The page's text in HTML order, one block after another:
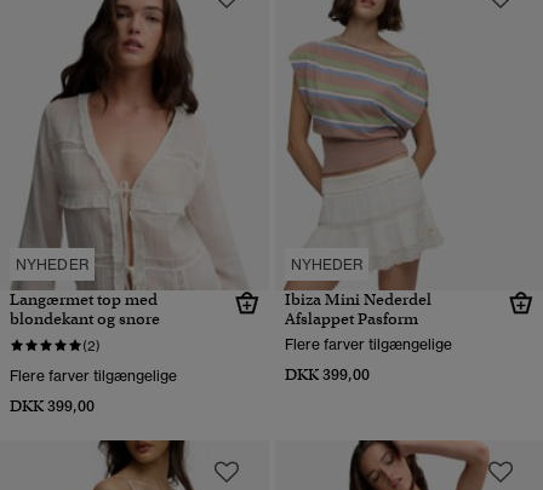
NYHEDER
Langærmet top med
blondekant og snøre
(2)
Flere farver tilgængelige
DKK 399,00
NYHEDER
Ibiza Mini Nederdel
Afslappet Pasform
Flere farver tilgængelige
DKK 399,00